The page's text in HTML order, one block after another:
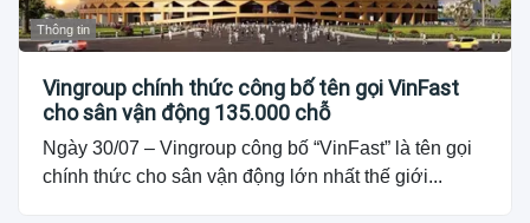
Thông tin
Vingroup chính thức công bố tên gọi VinFast
cho sân vận động 135.000 chỗ
Ngày 30/07 – Vingroup công bố “VinFast” là tên gọi
chính thức cho sân vận động lớn nhất thế giới...